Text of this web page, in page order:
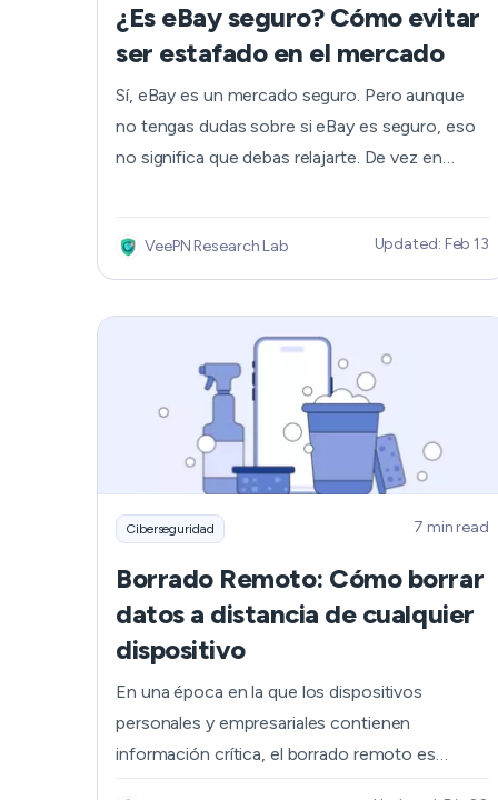
¿Es eBay seguro? Cómo evitar
ser estafado en el mercado
Sí, eBay es un mercado seguro. Pero aunque
no tengas dudas sobre si eBay es seguro, eso
no significa que debas relajarte. De vez en
eso, hemos preparado una lista de consejos
útiles que te ayudarán a mantenerte seguro
cuando compres y vendas artículos en eBay.
¡Empecemos sin más dilación!
VeePN Research Lab Updated: Feb 13
Ciberseguridad 7 min read
Borrado Remoto: Cómo borrar
datos a distancia de cualquier
dispositivo
En una época en la que los dispositivos
personales y empresariales contienen
información crítica, el borrado remoto es